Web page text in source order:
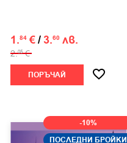
1.84 €/3.60 лв.
2.05 €
ПОРЪЧАЙ
-10%
ПОСЛЕДНИ БРОЙКИ